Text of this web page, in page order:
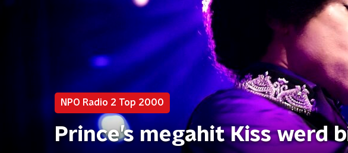
NPO Radio 2 Top 2000
Prince’s megahit Kiss werd